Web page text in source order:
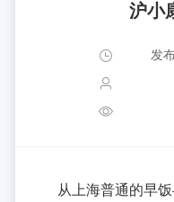
沪小
发
从上海普通的早